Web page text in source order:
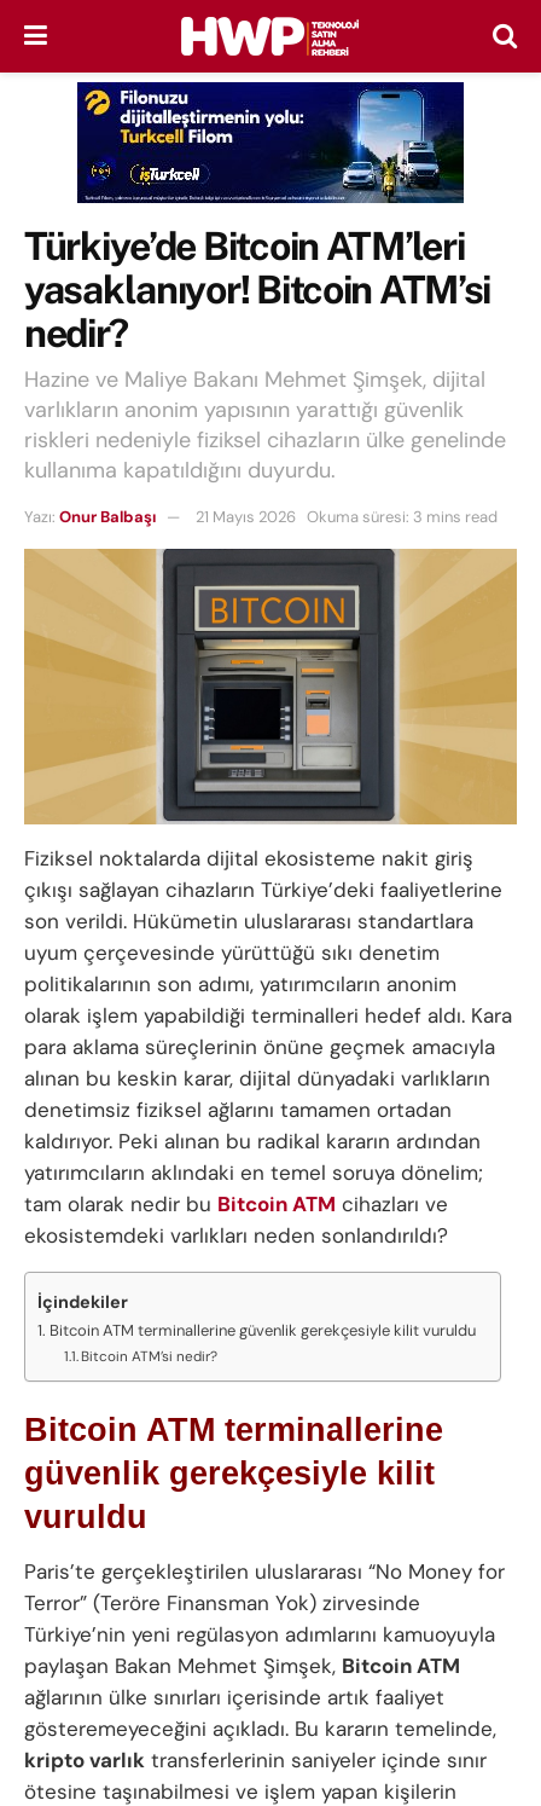
Türkiye’de Bitcoin ATM’leri
yasaklanıyor! Bitcoin ATM’si
nedir?
Hazine ve Maliye Bakanı Mehmet Şimşek, dijital
varlıkların anonim yapısının yarattığı güvenlik
riskleri nedeniyle fiziksel cihazların ülke genelinde
kullanıma kapatıldığını duyurdu.
Yazı: Onur Balbaşı 21 Mayıs 2026 Okuma süresi: 3 mins read
Fiziksel noktalarda dijital ekosisteme nakit giriş
çıkışı sağlayan cihazların Türkiye’deki faaliyetlerine
son verildi. Hükümetin uluslararası standartlara
uyum çerçevesinde yürüttüğü sıkı denetim
politikalarının son adımı, yatırımcıların anonim
olarak işlem yapabildiği terminalleri hedef aldı. Kara
para aklama süreçlerinin önüne geçmek amacıyla
alınan bu keskin karar, dijital dünyadaki varlıkların
denetimsiz fiziksel ağlarını tamamen ortadan
kaldırıyor. Peki alınan bu radikal kararın ardından
yatırımcıların aklındaki en temel soruya dönelim;
tam olarak nedir bu Bitcoin ATM cihazları ve
ekosistemdeki varlıkları neden sonlandırıldı?
İçindekiler
Bitcoin ATM terminallerine güvenlik gerekçesiyle kilit vuruldu
Bitcoin ATM’si nedir?
Bitcoin ATM terminallerine
güvenlik gerekçesiyle kilit
vuruldu
Paris’te gerçekleştirilen uluslararası “No Money for
Terror” (Teröre Finansman Yok) zirvesinde
Türkiye’nin yeni regülasyon adımlarını kamuoyuyla
paylaşan Bakan Mehmet Şimşek, Bitcoin ATM
ağlarının ülke sınırları içerisinde artık faaliyet
gösteremeyeceğini açıkladı. Bu kararın temelinde,
kripto varlık transferlerinin saniyeler içinde sınır
ötesine taşınabilmesi ve işlem yapan kişilerin